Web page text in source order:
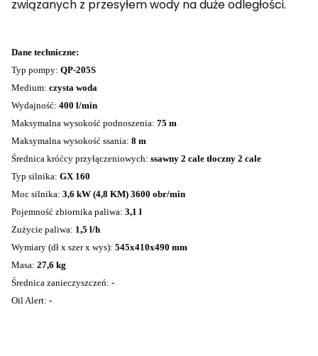
związanych z przesyłem wody na duże odległości.
Dane techniczne:
Typ pompy: QP-205S
Medium: czysta woda
Wydajność: 400 l/min
Maksymalna wysokość podnoszenia: 75 m
Maksymalna wysokość ssania: 8 m
Średnica króćcy przyłączeniowych: ssawny 2 cale tłoczny 2 cale
Typ silnika: GX 160
Moc silnika: 3,6 kW (4,8 KM) 3600 obr/min
Pojemność zbiornika paliwa: 3,1 l
Zużycie paliwa: 1,5 l/h
Wymiary (dł x szer x wys): 545x410x490 mm
Masa: 27,6 kg
Średnica zanieczyszczeń: -
Oil Alert: -